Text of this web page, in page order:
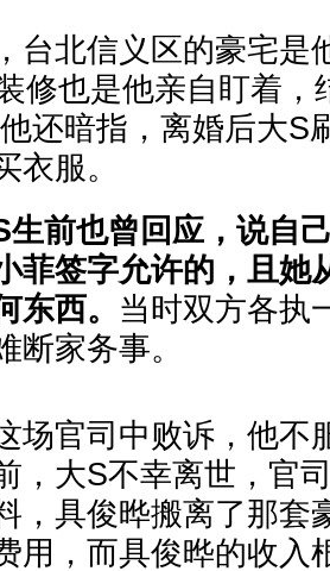
台北信义区的豪宅是
修也是他亲自盯着，
还暗指，离婚后大S
衣服。
生前也曾回应，说自
菲签字允许的，且她
东西。 当时双方各执
断家务事。
场官司中败诉，他不
，大S不幸离世，官
，具俊晔搬离了那套
用，而具俊晔的收入